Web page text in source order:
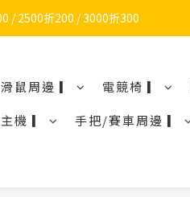
/ 2500折200 / 3000折300
/ 2500折200 / 3000折300
/ 2500折200 / 3000折300
滑鼠周邊 ▎ 電競椅 ▎
機 ▎
手把/賽車周邊 ▎